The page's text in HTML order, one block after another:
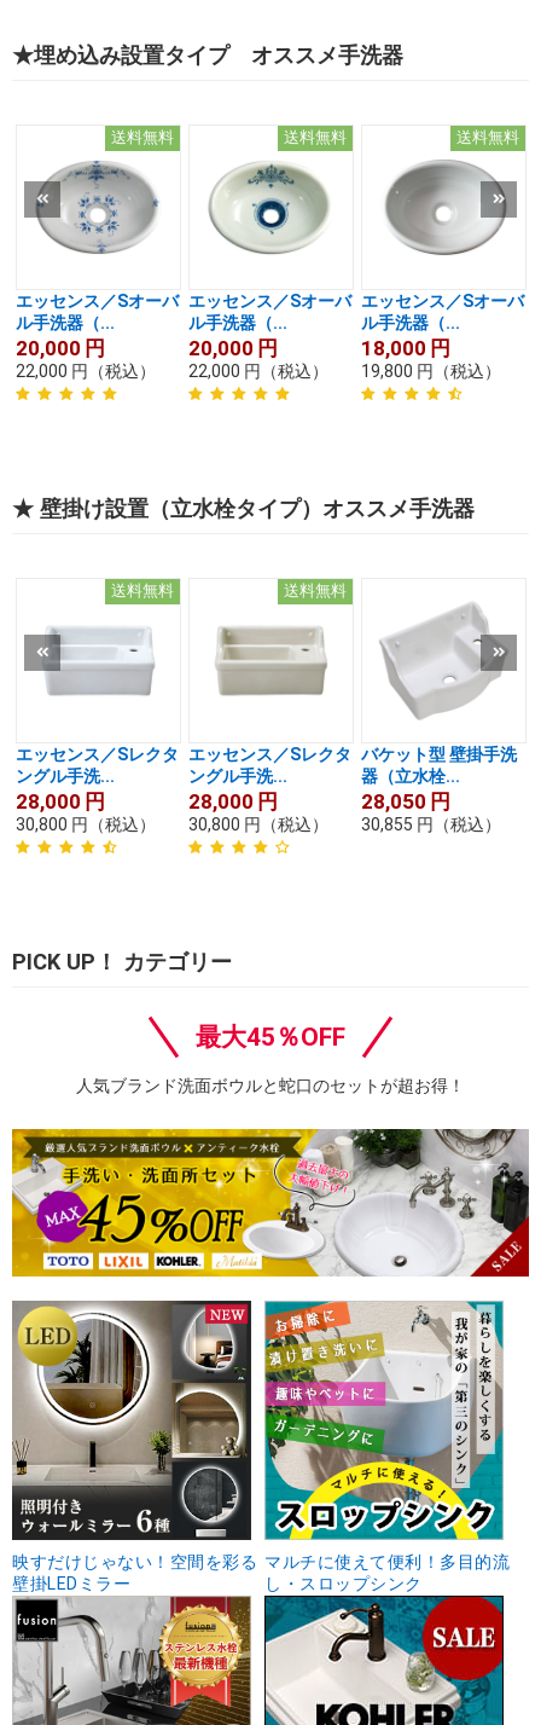
★埋め込み設置タイプ オススメ手洗器
送料無料
エッセンス／Sオーバ
ル手洗器（...
20,000 円
22,000 円 （税込）
送料無料
エッセンス／Sオーバ
ル手洗器（...
20,000 円
22,000 円 （税込）
送料無料
エッセンス／Sオーバ
ル手洗器（...
18,000 円
19,800 円 （税込）
★ 壁掛け設置（立水栓タイプ）オススメ手洗器
送料無料
エッセンス／Sレクタ
ングル手洗...
28,000 円
30,800 円 （税込）
送料無料
エッセンス／Sレクタ
ングル手洗...
28,000 円
30,800 円 （税込）
バケット型 壁掛手洗
器（立水栓...
28,050 円
30,855 円 （税込）
PICK UP！ カテゴリー
最大45％OFF
人気ブランド洗面ボウルと蛇口のセットが超お得！
映すだけじゃない！空間を彩る
壁掛LEDミラー
マルチに使えて便利！多目的流
し・スロップシンク